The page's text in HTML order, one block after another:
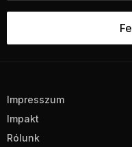
Impresszum
Impakt
Rólunk